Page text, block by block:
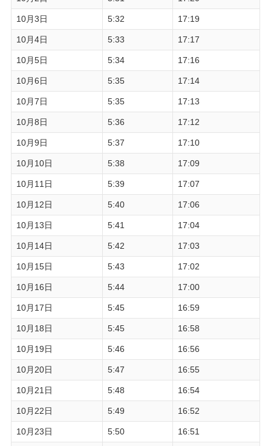
10月3日 5:32 17:19
10月4日 5:33 17:17
10月5日 5:34 17:16
10月6日 5:35 17:14
10月7日 5:35 17:13
10月8日 5:36 17:12
10月9日 5:37 17:10
10月10日 5:38 17:09
10月11日 5:39 17:07
10月12日 5:40 17:06
10月13日 5:41 17:04
10月14日 5:42 17:03
10月15日 5:43 17:02
10月16日 5:44 17:00
10月17日 5:45 16:59
10月18日 5:45 16:58
10月19日 5:46 16:56
10月20日 5:47 16:55
10月21日 5:48 16:54
10月22日 5:49 16:52
10月23日 5:50 16:51